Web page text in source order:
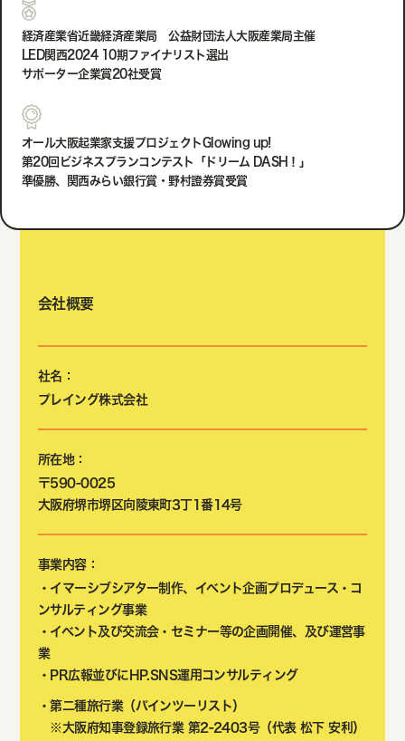
経済産業省近畿経済産業局 公益財団法人大阪産業局主催
LED関西2024 10期ファイナリスト選出
サポーター企業賞20社受賞
オール大阪起業家支援プロジェクトGlowing up!
第20回ビジネスプランコンテスト「ドリーム DASH！」
準優勝、関西みらい銀行賞・野村證券賞受賞
会社概要
社名：
プレイング株式会社
所在地：
〒590-0025
大阪府堺市堺区向陵東町3丁1番14号
事業内容：
・イマーシブシアター制作、イベント企画プロデュース・コ
ンサルティング事業
・イベント及び交流会・セミナー等の企画開催、及び運営事
業
・PR広報並びにHP.SNS運用コンサルティング
・第二種旅行業（パインツーリスト）
※大阪府知事登録旅行業 第2-2403号（代表 松下 安利）